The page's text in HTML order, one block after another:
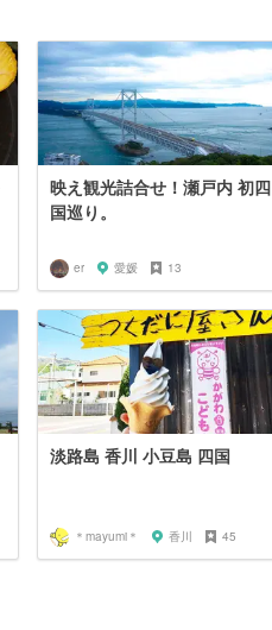
映え観光詰合せ！瀬戸内 初四
国巡り。
er 愛媛 13
淡路島 香川 小豆島 四国
＊mayumi＊ 香川 45